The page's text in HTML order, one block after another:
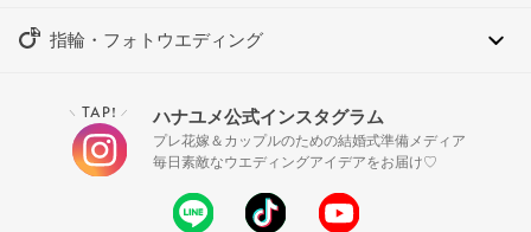
指輪・フォトウエディング
＼ TAP! ／ ハナユメ公式インスタグラム
プレ花嫁＆カップルのための結婚式準備メディア
毎日素敵なウエディングアイデアをお届け♡